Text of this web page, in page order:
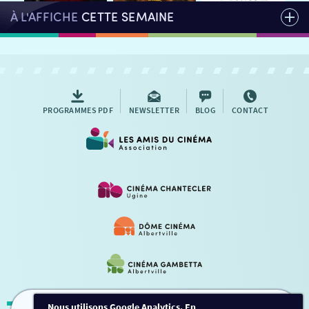
À L'AFFICHE CETTE SEMAINE
PROGRAMMES PDF NEWSLETTER BLOG CONTACT